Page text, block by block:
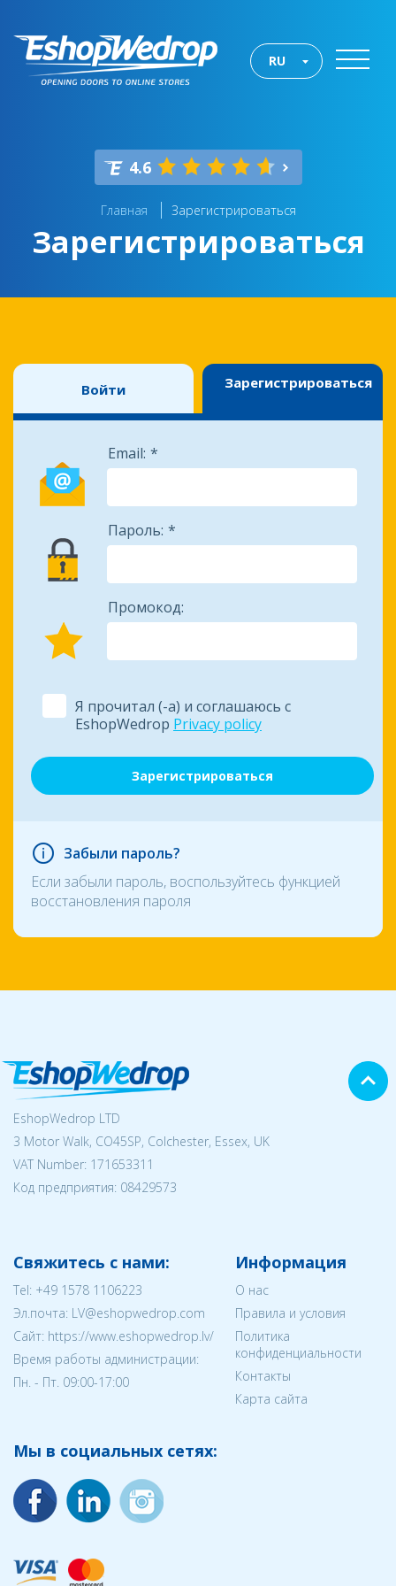
RU
4.6
Главная Зарегистрироваться
Зарегистрироваться
Войти Зарегистрироваться
Email:
Пароль:
Промокод:
Я прочитал (-а) и соглашаюсь с
EshopWedrop Privacy policy
Забыли пароль?
Если забыли пароль, воспользуйтесь функцией
восстановления пароля
EshopWedrop LTD
3 Motor Walk, CO45SP, Colchester, Essex, UK
VAT Number: 171653311
Код предприятия: 08429573
Свяжитесь с нами:
Tel: +49 1578 1106223
Эл.почта: LV@eshopwedrop.com
Cайт: https://www.eshopwedrop.lv/
Время работы администрации:
Пн. - Пт. 09:00-17:00
Информация
О нас
Правила и условия
Политика
конфиденциальности
Контакты
Карта сайта
Мы в социальных сетях: